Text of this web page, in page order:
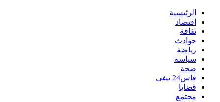
الرئيسية
اقتصاد
ثقافة
حوادث
رياضة
سياسة
صحة
فاس24 تيفي
قضايا
مجتمع